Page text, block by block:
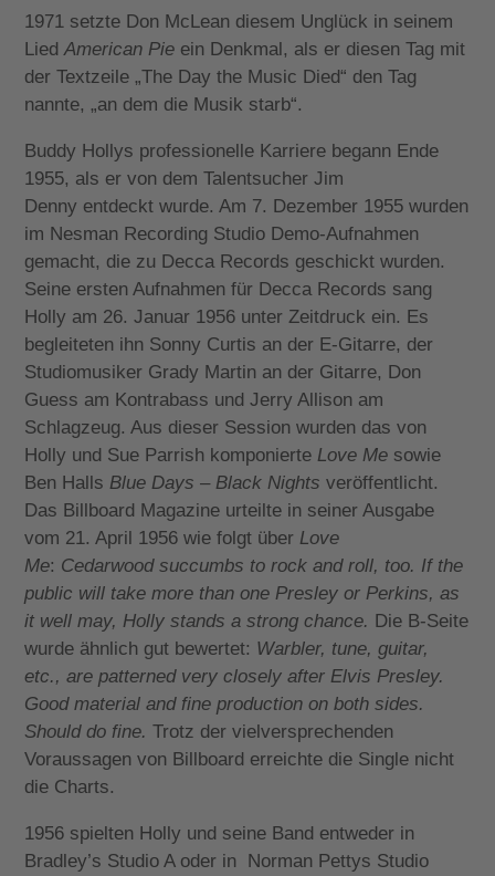
1971 setzte Don McLean diesem Unglück in seinem
LiedAmerican Pie ein Denkmal, als er diesen Tag mit
der Textzeile „The Day the Music Died“ den Tag
nannte, „an dem die Musik starb“.
Buddy Hollys professionelle Karriere begann Ende
1955, als er von dem Talentsucher Jim
Denny entdeckt wurde. Am 7. Dezember 1955 wurden
im Nesman Recording Studio Demo-Aufnahmen
gemacht, die zu Decca Records geschickt wurden.
Seine ersten Aufnahmen für Decca Records sang
Holly am 26. Januar 1956 unter Zeitdruck ein. Es
begleiteten ihn Sonny Curtis an der E-Gitarre, der
Studiomusiker Grady Martin an der Gitarre, Don
Guess am Kontrabass und Jerry Allison am
Schlagzeug. Aus dieser Session wurden das von
Holly und Sue Parrish komponierte Love Me sowie
Ben Halls Blue Days – Black Nights veröffentlicht.
Das Billboard Magazine urteilte in seiner Ausgabe
vom 21. April 1956 wie folgt über Love
Me: Cedarwood succumbs to rock and roll, too. If the
public will take more than one Presley or Perkins, as
it well may, Holly stands a strong chance. Die B-Seite
wurde ähnlich gut bewertet: Warbler, tune, guitar,
etc., are patterned very closely after Elvis Presley.
Good material and fine production on both sides.
Should do fine. Trotz der vielversprechenden
Voraussagen von Billboard erreichte die Single nicht
die Charts.
1956 spielten Holly und seine Band entweder in
Bradley’s Studio A oder in Norman Pettys Studio